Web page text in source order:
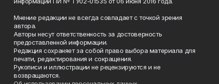
Мнение редакции не всегда совпадает с точкой зрения
автора.
Авторы несут ответственность за достоверность
предоставленной информации.
Редакция сохраняет за собой право выбора материала для
печати, редактирования и сокращения.
Рукописи и иллюстрации не рецензируются и не
возвращаются.